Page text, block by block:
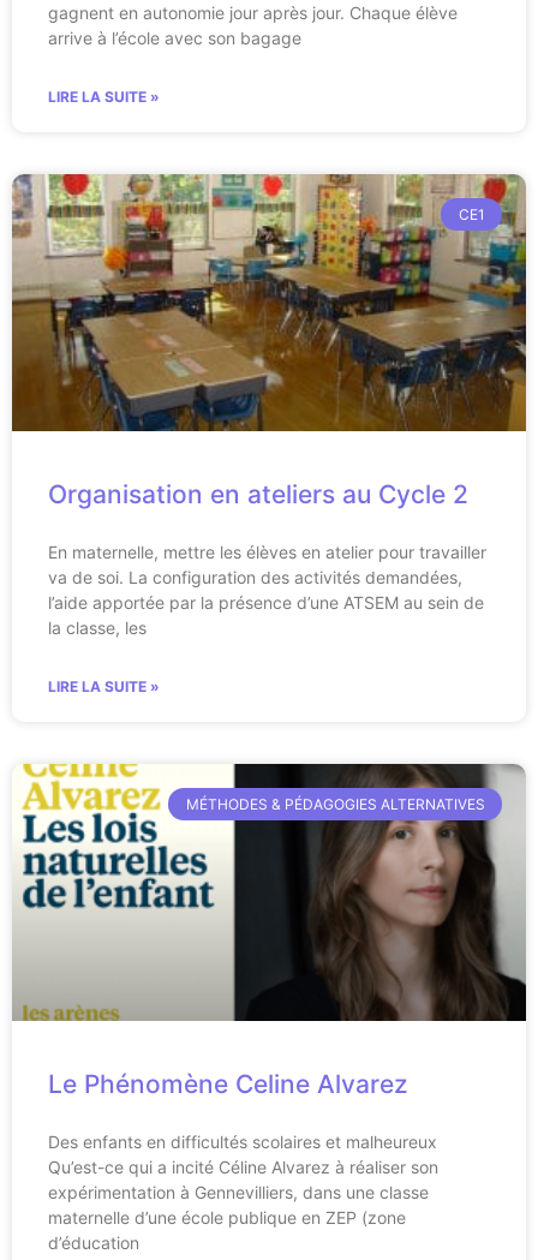
gagnent en autonomie jour après jour. Chaque élève
arrive à l’école avec son bagage
LIRE LA SUITE »
CE1
Organisation en ateliers au Cycle 2
En maternelle, mettre les élèves en atelier pour travailler
va de soi. La configuration des activités demandées,
l’aide apportée par la présence d’une ATSEM au sein de
la classe, les
LIRE LA SUITE »
MÉTHODES & PÉDAGOGIES ALTERNATIVES
Le Phénomène Celine Alvarez
Des enfants en difficultés scolaires et malheureux
Qu’est-ce qui a incité Céline Alvarez à réaliser son
expérimentation à Gennevilliers, dans une classe
maternelle d’une école publique en ZEP (zone
d’éducation